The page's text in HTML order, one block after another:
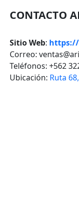
CONTACTO
Sitio Web:
Correo:
Teléfonos: +562
Ubicación: Ruta